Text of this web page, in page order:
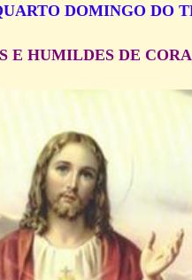
DOMINGO DO
E HUMILDES DE